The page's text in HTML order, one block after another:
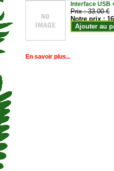
Interface USB
Prix :33.00 €
Notre prix :
Ajouter au
En savoir plus...